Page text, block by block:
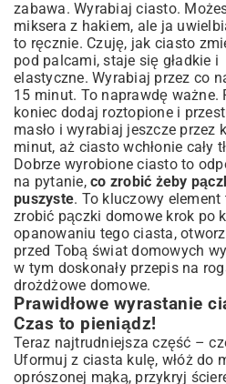
zabawa. Wyrabiaj ciasto.
miksera z hakiem, ale ja
to ręcznie. Czuję, jak ciasto
pod palcami, staje się gładkie i
elastyczne. Wyrabiaj przez co
15 minut. To naprawdę ważne.
koniec dodaj roztopione i
masło i wyrabiaj jeszcze przez
minut, aż ciasto wchłonie cały
Dobrze wyrobione ciasto to
na pytanie, co zrobić żeby
puszyste. To kluczowy element
zrobić pączki domowe krok po
opanowaniu tego ciasta,
przed Tobą świat domowych
w tym doskonały przepis na
drożdżowe domowe.
Prawidłowe wyrastanie
Czas to pieniądz!
Teraz najtrudniejsza część –
Uformuj z ciasta kulę, włóż do
oprószonej mąką, przykryj